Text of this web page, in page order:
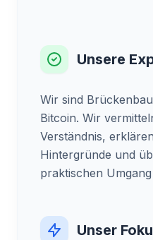
Unsere
Wir sind
Bitcoin. Wir
Verständnis,
Hintergründe und
praktischen
Unser